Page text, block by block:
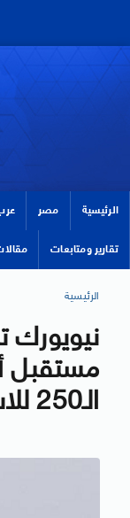
الرئيسية مصر
تقارير ومتابعات
الرئيسية
مستقبل
الـ250 للاستقلال